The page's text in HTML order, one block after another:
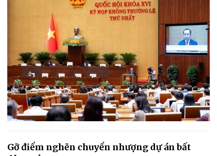
Gỡ điểm nghẽn chuyển nhượng dự án bất